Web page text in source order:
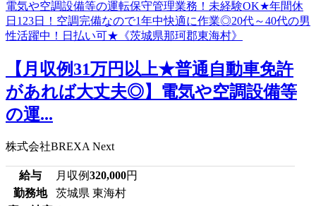
【月収例31万円以上★普通自動車免許
があれば大丈夫◎】電気や空調設備等
の運...
株式会社BREXA Next
給与 月収例320,000円
勤務地
茨城県 東海村